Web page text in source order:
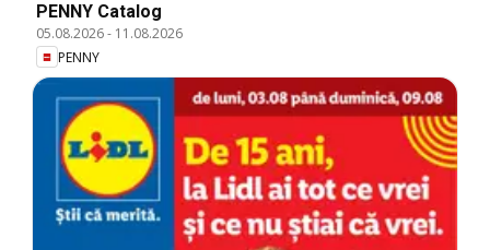
PENNY Catalog
05.08.2026- 11.08.2026
PENNY